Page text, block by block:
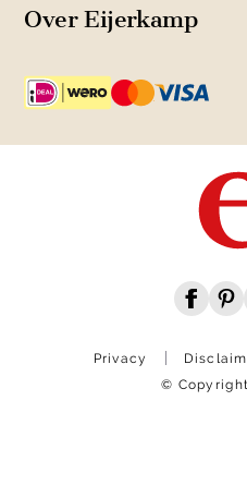
Over Eijerkamp
Privacy
©